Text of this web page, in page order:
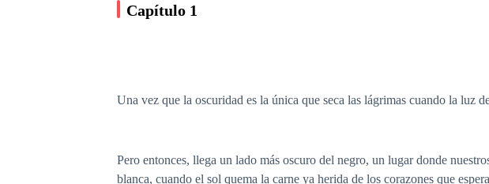
Capítulo 1
Una vez que la oscuridad es la única que seca las lágrimas cuando la luz
Pero entonces, llega un lado más oscuro del negro, un lugar donde
blanca, cuando el sol quema la carne ya herida de los corazones que